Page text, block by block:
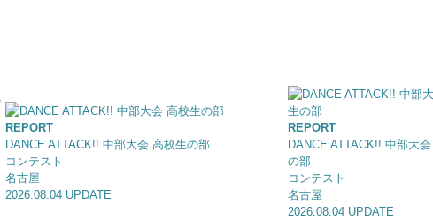
REPORT
DANCE ATTACK!! 中部大会 高校生の部
コンテスト
名古屋
2026.08.04 UPDATE
REPORT
DANCE ATTACK!! 中部大
の部
コンテスト
名古屋
2026.08.04 UPDATE